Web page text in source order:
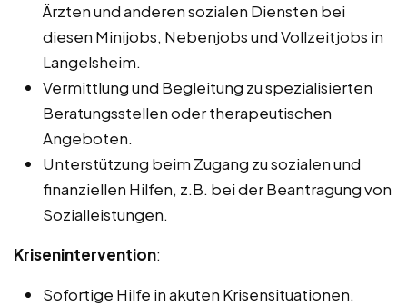
Ärzten und anderen sozialen Diensten bei
diesen Minijobs, Nebenjobs und Vollzeitjobs in
Langelsheim.
Vermittlung und Begleitung zu spezialisierten
Beratungsstellen oder therapeutischen
Angeboten.
Unterstützung beim Zugang zu sozialen und
finanziellen Hilfen, z.B. bei der Beantragung von
Sozialleistungen.
Krisenintervention:
Sofortige Hilfe in akuten Krisensituationen.